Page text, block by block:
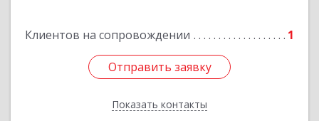
Клиентов на сопровождении 1
Отправить заявку
Показать контакты
Отправить заявку
Назад